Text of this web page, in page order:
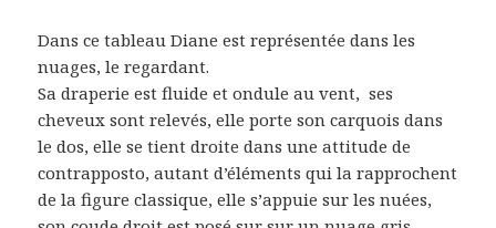
Dans ce tableau Diane est représentée dans les
nuages, le regardant.
Sa draperie est fluide et ondule au vent, ses
cheveux sont relevés, elle porte son carquois dans
le dos, elle se tient droite dans une attitude de
contrapposto, autant d’éléments qui la rapprochent
de la figure classique, elle s’appuie sur les nuées,